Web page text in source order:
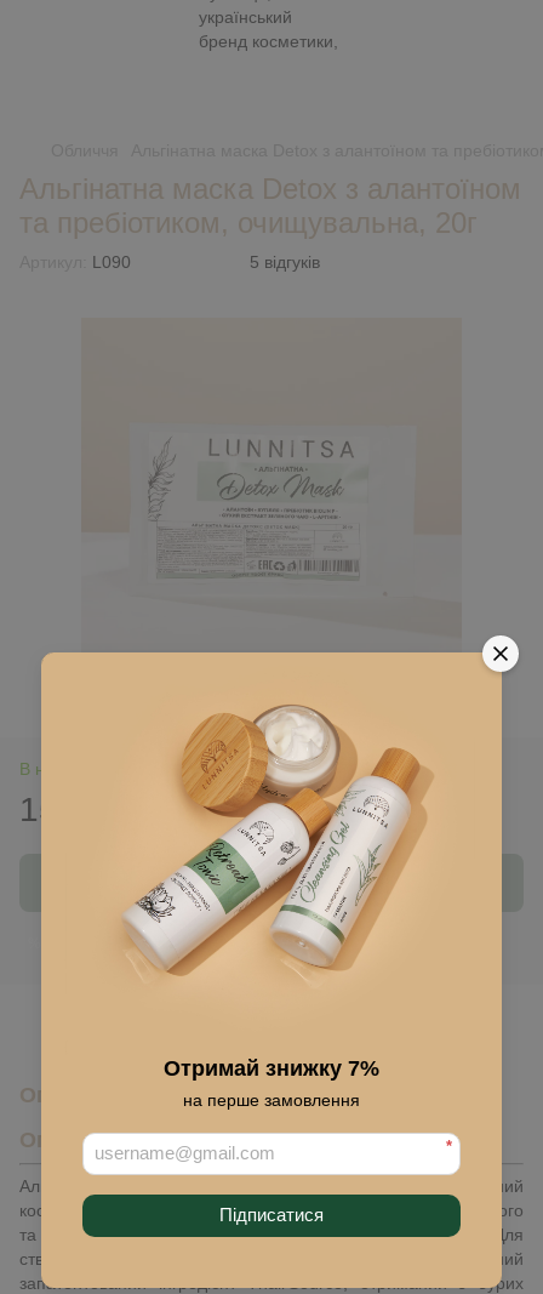
Отримай знижку 7%
на перше замовлення
*
Підписатися
Альгінатна маска Detox з алантоїном
та пребіотиком, очищувальна, 20г
L090 5 відгуків
В наявності
155 грн
Купити
для відображення накопичувальної знижки
Опис
Опис
Альгінатна маска детокс (Detox Mask) – інноваційний
косметичний засіб, що розроблений спеціально для глибокого
та швидкого очищення шкірних клітин від токсинів. Для
створення цього чудо-продукту ми беремо унікальний
запатентований інгредієнт Thali'Source, отриманий з бурих